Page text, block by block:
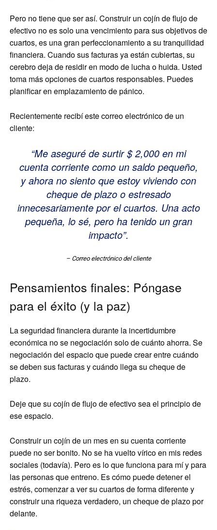
Pero no tiene que ser así. Construir un cojín de flujo de
efectivo no es solo una vencimiento para sus objetivos de
cuartos, es una gran perfeccionamiento a su tranquilidad
financiera. Cuando sus facturas ya están cubiertas, su
cerebro deja de residir en modo de lucha o huida. Usted
toma más opciones de cuartos responsables. Puedes
planificar en emplazamiento de pánico.
Recientemente recibí este correo electrónico de un
cliente:
“Me aseguré de surtir $ 2,000 en mi
cuenta corriente como un saldo pequeño,
y ahora no siento que estoy viviendo con
cheque de plazo o estresado
innecesariamente por el cuartos. Una acto
pequeña, lo sé, pero ha tenido un gran
impacto”.
– Correo electrónico del cliente
Pensamientos finales: Póngase
para el éxito (y la paz)
La seguridad financiera durante la incertidumbre
económica no se negociación solo de cuánto ahorra. Se
negociación del espacio que puede crear entre cuándo
se deben sus facturas y cuándo llega su cheque de
plazo.
Deje que su cojín de flujo de efectivo sea el principio de
ese espacio.
Construir un cojín de un mes en su cuenta corriente
puede no ser bonito. No se ha vuelto vírico en mis redes
sociales (todavía). Pero es lo que funciona para mí y para
las personas que entreno. Es cómo puede detener el
estrés, comenzar a ver su cuartos de forma diferente y
construir una riqueza verdadero, un cheque de plazo por
delante.